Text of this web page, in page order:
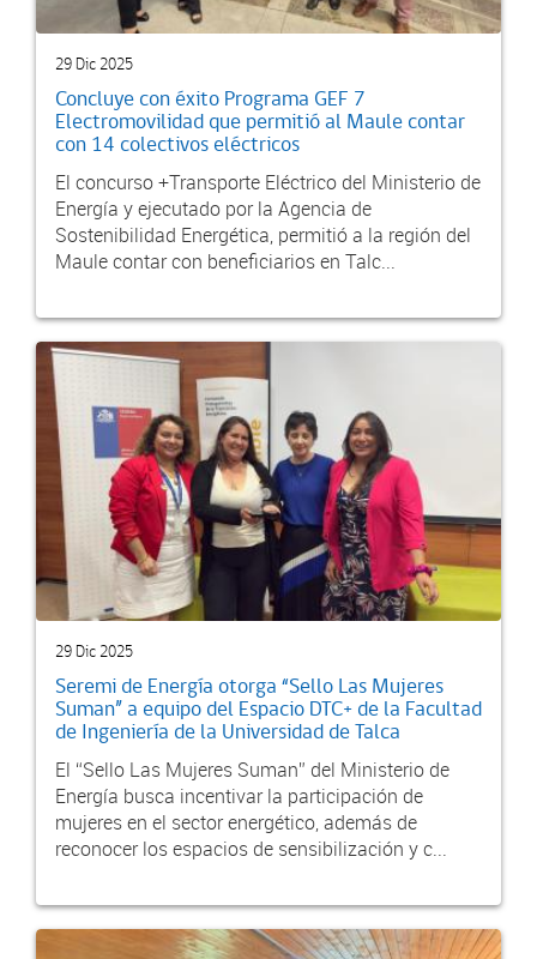
29 Dic 2025
Concluye con éxito Programa GEF 7
Electromovilidad que permitió al Maule contar
con 14 colectivos eléctricos
El concurso +Transporte Eléctrico del Ministerio de
Energía y ejecutado por la Agencia de
Sostenibilidad Energética, permitió a la región del
Maule contar con beneficiarios en Talc...
29 Dic 2025
Seremi de Energía otorga “Sello Las Mujeres
Suman” a equipo del Espacio DTC+ de la Facultad
de Ingeniería de la Universidad de Talca
El “Sello Las Mujeres Suman” del Ministerio de
Energía busca incentivar la participación de
mujeres en el sector energético, además de
reconocer los espacios de sensibilización y c...